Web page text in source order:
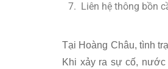
Liên hệ thông bồn
Tại Hoàng Châu, tình
Khi xảy ra sự cố, nước